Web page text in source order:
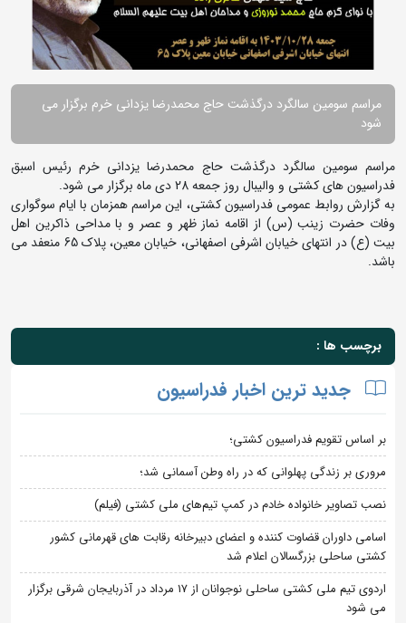
مراسم سومین سالگرد درگذشت حاج محمدرضا یزدانی خرم برگزار می
شود
مراسم سومین سالگرد درگذشت حاج محمدرضا یزدانی خرم رئیس اسبق
فدراسیون های کشتی و والیبال روز جمعه 28 دی ماه برگزار می شود.
به گزارش روابط عمومی فدراسیون کشتی، این مراسم همزمان با ایام سوگواری
وفات حضرت زینب (س) از اقامه نماز ظهر و عصر و با مداحی ذاکرین اهل
بیت (ع) در انتهای خیابان اشرفی اصفهانی، خیابان معین، پلاک 65 منعفد می
باشد.
برچسب ها :
جدید ترین اخبار فدراسیون
بر اساس تقویم فدراسیون کشتی؛
مروری بر زندگی پهلوانی که در راه وطن آسمانی شد؛
نصب تصاویر خانواده خادم در کمپ تیم‌های ملی کشتی (فیلم)
اسامی داوران قضاوت کننده و اعضای دبیرخانه رقابت های قهرمانی کشور
کشتی ساحلی بزرگسالان اعلام شد
اردوی تیم ملی کشتی ساحلی نوجوانان از 17 مرداد در آذربایجان شرقی برگزار
می شود